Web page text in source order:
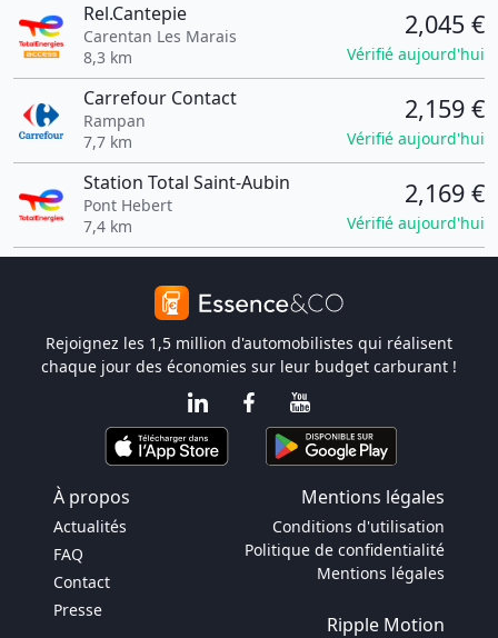
Rel.Cantepie
Carentan Les Marais
8,3 km
2,045 €
Vérifié aujourd'hui
Carrefour Contact
Rampan
7,7 km
2,159 €
Vérifié aujourd'hui
Station Total Saint-Aubin
Pont Hebert
7,4 km
2,169 €
Vérifié aujourd'hui
Rejoignez les 1,5 million d'automobilistes qui réalisent
chaque jour des économies sur leur budget carburant !
À propos Mentions légales
Actualités
FAQ
Contact
Presse
Conditions d'utilisation
Politique de confidentialité
Mentions légales
Ripple Motion